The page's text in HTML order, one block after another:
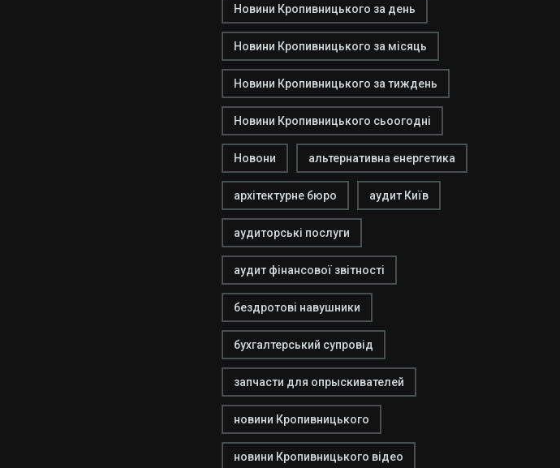
Новини Кропивницького за день
Новини Кропивницького за місяць
Новини Кропивницького за тиждень
Новини Кропивницького сьоогодні
Новони альтернативна енергетика
архітектурне бюро аудит Київ
аудиторські послуги
аудит фінансової звітності
бездротові навушники
бухгалтерський супровід
запчасти для опрыскивателей
новини Кропивницького
новини Кропивницького відео